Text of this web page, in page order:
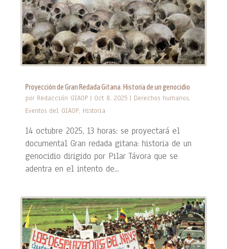
Proyección de Gran Redada Gitana. Historia de un genocidio
por Redacción GIAOP | Oct 8, 2025 | Derechos humanos,
Eventos del GIAOP, Historia
14 octubre 2025, 13 horas: se proyectará el
documental Gran redada gitana: historia de un
genocidio dirigido por Pilar Távora que se
adentra en el intento de...